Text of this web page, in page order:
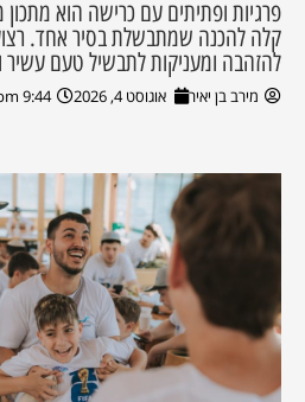
פרגיות ופתיתים עם כרישה הוא
קלה להכנה שמתבשלת בסיר אחד.
להזהבה ומעניקות לתבשיל טעם עשיר
מירב בן יאיר אוגוסט 4, 2026 9:44 pm